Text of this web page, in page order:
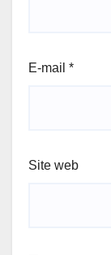
E-mail *
Site web